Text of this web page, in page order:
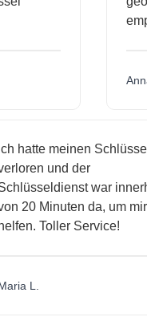
hatte meinen Schlüssel
und der
war
20 Minuten da, um mir
Toller Service!
L.